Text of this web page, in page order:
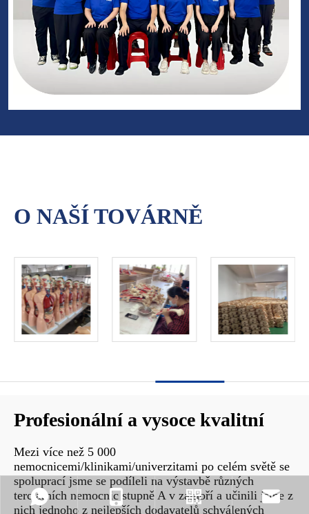
O NAŠÍ TOVÁRNĚ​​​​​
Profesionální a vysoce kvalitní
Mezi více než 5 000
nemocnicemi/klinikami/univerzitami po celém světě se
spoluprací jsme se podíleli na výstavbě různých
terciárních nemocnic stupně A v zámoří a učinili jsme z
nich jednoho z nejlepších dodavatelů schválených